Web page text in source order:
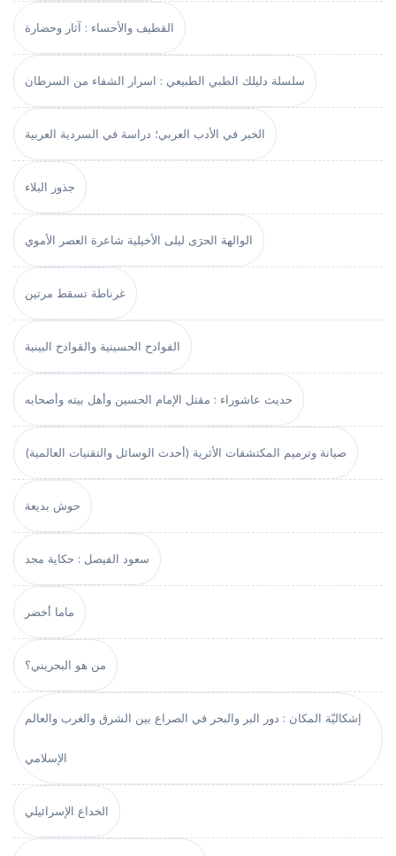
القطيف والأحساء : آثار وحضارة
سلسلة دليلك الطبي الطبيعي : اسرار الشفاء من السرطان
الخبر في الأدب العربي؛ دراسة في السردية العربية
جذور البلاء
الوالهة الحرَى ليلى الأخيلية شاعرة العصر الأموي
غرناطة تسقط مرتين
الفوادح الحسينية والقوادح البينية
حديث عاشوراء : مقتل الإمام الحسين وأهل بيته وأصحابه
صيانة وترميم المكتشفات الأثرية (أحدث الوسائل والتقنيات العالمية)
حوش بديعة
سعود الفيصل : حكاية مجد
ماما أخضر
من هو البحريني؟
إشكاليّة المكان : دور البر والبحر في الصراع بين الشرق والغرب والعالم
الإسلامي
الخداع الإسرائيلي